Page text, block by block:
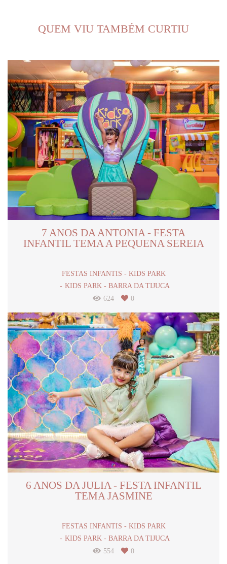
QUEM VIU TAMBÉM CURTIU
7 ANOS DA ANTONIA - FESTA
INFANTIL TEMA A PEQUENA SEREIA
FESTAS INFANTIS - KIDS PARK
KIDS PARK - BARRA DA TIJUCA
624
0
6 ANOS DA JULIA - FESTA INFANTIL
TEMA JASMINE
FESTAS INFANTIS - KIDS PARK
KIDS PARK - BARRA DA TIJUCA
554
0